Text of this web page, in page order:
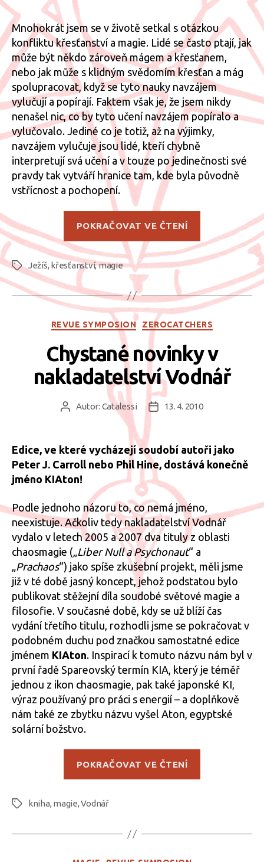
Ježíš
Mnohokrát jsem se v životě setkal s otázkou
konfliktu křesťanství a magie. Lidé se často ptají, jak
může být někdo zároveň mágem a křesťanem,
nebo jak může s klidným svědomím křesťan a mág
spolupracovat, když se tyto nauky navzájem
vylučují a popírají. Faktem však je, že jsem nikdy
nenašel nic, co by tyto učení navzájem popíralo a
vylučovalo. Jediné co je totiž, až na výjimky,
navzájem vylučuje jsou lidé, kteří chybně
interpretují svá učení a v touze po jedinečnosti své
pravdy tak vytváří hranice tam, kde byla původně
vstřícnost a pochopení.
POKRAČOVAT VE ČTENÍ
„Křesťanská
magie:
Ježíš
Nazaretský“
ŠtítkyJežíš, křesťanství,magie
Rubriky
REVUE SYMPOSION ZEROCATCHERS
Chystané novinky v
nakladatelství Vodnář
AutorAutor: Catalessi
Datum
13. 4. 2010
Edice, ve které vycházejí soudobí autoři jako
Peter J. Carroll nebo Phil Hine, dostává konečně
jméno KIAton!
Podle jednoho názoru to, co nemá jméno,
neexistuje. Ačkoliv tedy nakladatelství Vodnář
vydalo v letech 2005 a 2007 dva tituly z oblasti
chaosmagie („ Liber Null a Psychonaut“ a
Prachaos“) jako spíše zkušební projekt, měli jsme
již v té době jasný koncept, jehož podstatou bylo
publikovat stěžejní díla soudobé světové magie a
filosofie. V současné době, kdy se už blíží čas
vydání třetího titulu, rozhodli jsme se pokračovat v
podobném duchu pod značkou samostatné edice
jménem KIAton. Inspirací k tomuto názvu nám byl v
první řadě Spareovský termín KIA, který je téměř
jednou z ikon chaosmagie, pak také japonské KI,
výraz používaný pro práci s energií – a doplňkově
nám také ze zbytku názvu vyšel Aton, egyptské
solární božstvo.
POKRAČOVAT VE ČTENÍ
Štítkykniha, magie,Vodnář